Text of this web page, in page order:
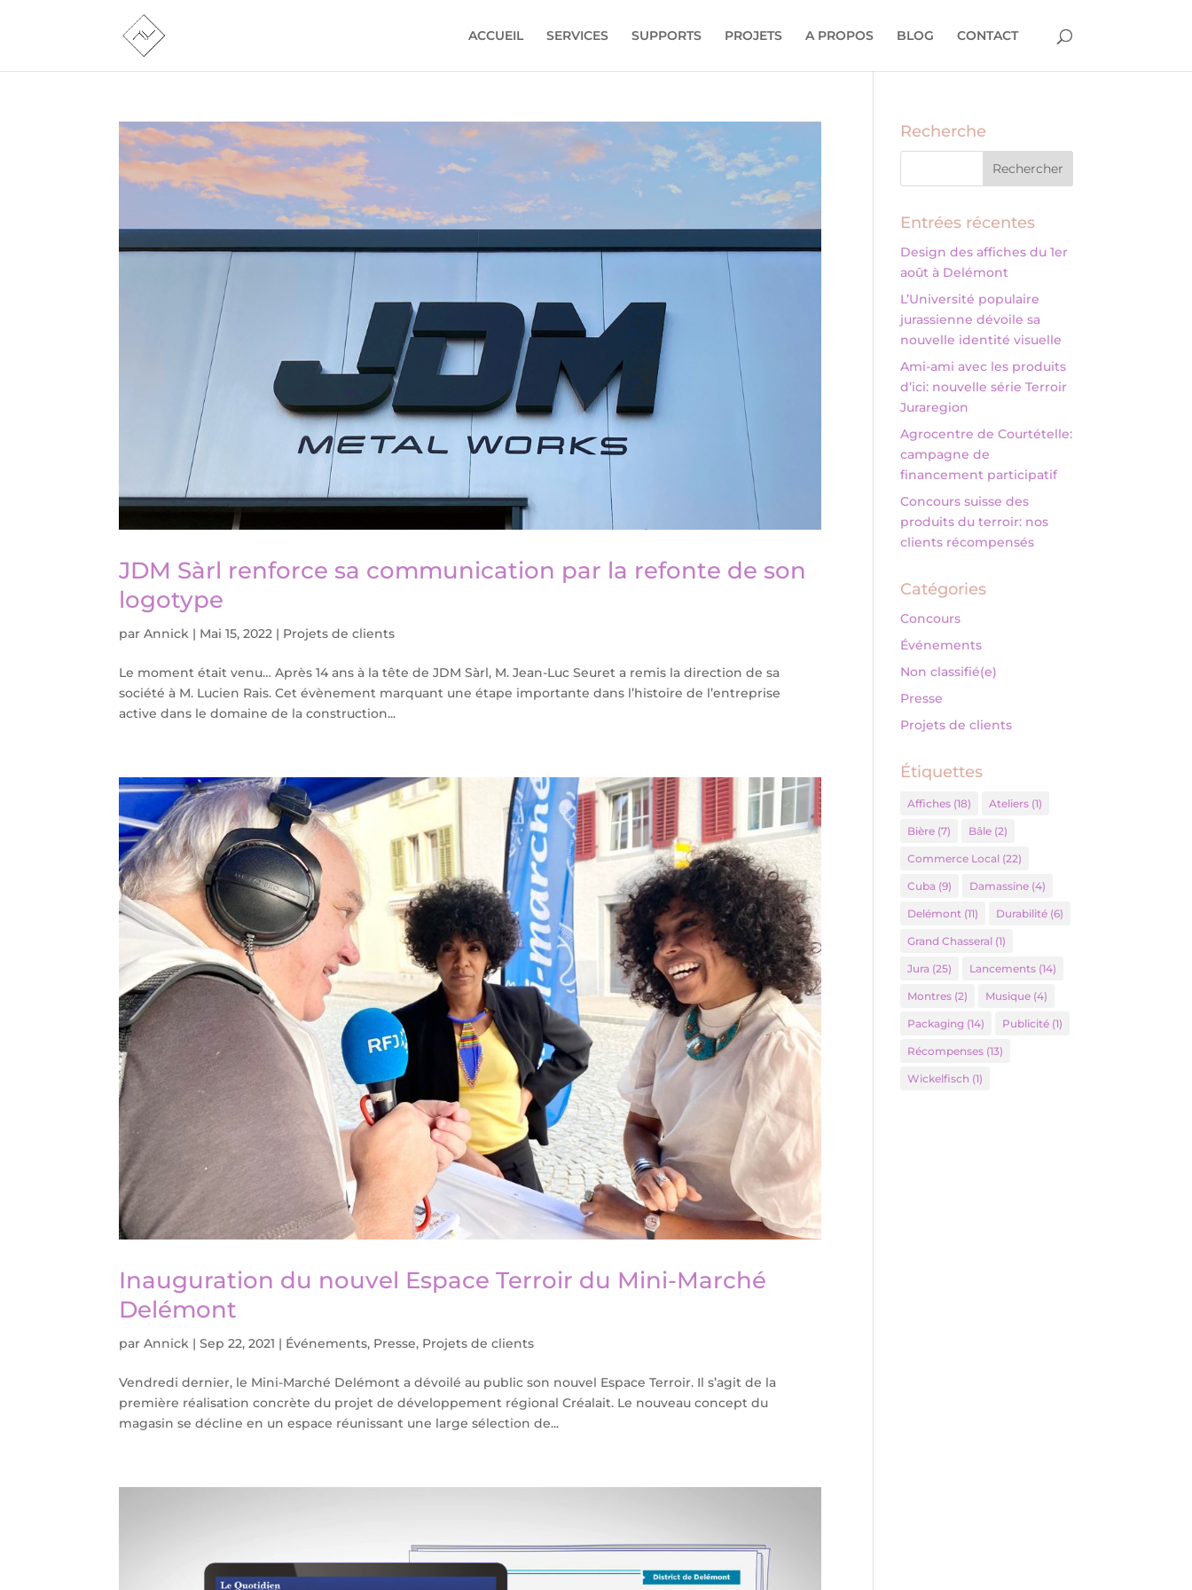
ACCUEIL SERVICES SUPPORTS PROJETS A PROPOS BLOG CONTACT
JDM Sàrl renforce sa communication par la refonte de son
logotype
parAnnick | Mai 15, 2022 | Projets de clients
Le moment était venu… Après 14 ans à la tête de JDM Sàrl, M. Jean-Luc Seuret a remis la direction de sa
société à M. Lucien Rais. Cet évènement marquant une étape importante dans l’histoire de l’entreprise
active dans le domaine de la construction...
Inauguration du nouvel Espace Terroir du Mini-Marché
Delémont
parAnnick |Sep 22, 2021 | Événements, Presse, Projets de clients
Vendredi dernier, le Mini-Marché Delémont a dévoilé au public son nouvel Espace Terroir. Il s’agit de la
première réalisation concrète du projet de développement régional Créalait. Le nouveau concept du
magasin se décline en un espace réunissant une large sélection de...
Recherche
Entrées récentes
Design des affiches du 1er
août à Delémont
L’Université populaire
jurassienne dévoile sa
nouvelle identité visuelle
Ami-ami avec les produits
d’ici: nouvelle série Terroir
Juraregion
Agrocentre de Courtételle:
campagne de
financement participatif
Concours suisse des
produits du terroir: nos
clients récompensés
Catégories
Concours
Événements
Non classifié(e)
Presse
Projets de clients
Étiquettes
Affiches (18) Ateliers (1)
Bière (7) Bâle (2)
Commerce Local (22)
Cuba (9) Damassine (4)
Delémont (11) Durabilité (6)
Grand Chasseral (1)
Jura (25) Lancements (14)
Montres (2) Musique (4)
Packaging (14) Publicité (1)
Récompenses (13)
Wickelfisch (1)